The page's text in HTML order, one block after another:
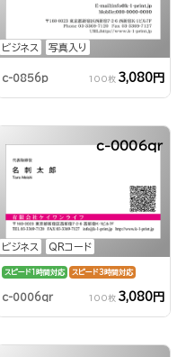
ビジネス 写真入り
c-0856p 100枚 3,080円
ビジネス QRコード
c-0006qr
スピード1時間対応 スピード3時間対応
c-0006qr 100枚 3,080円